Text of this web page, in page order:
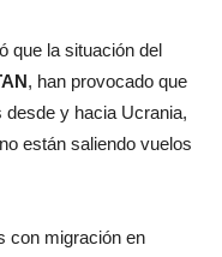
que la situación del
, han provocado que
y hacia Ucrania,
están saliendo vuelos
con migración en